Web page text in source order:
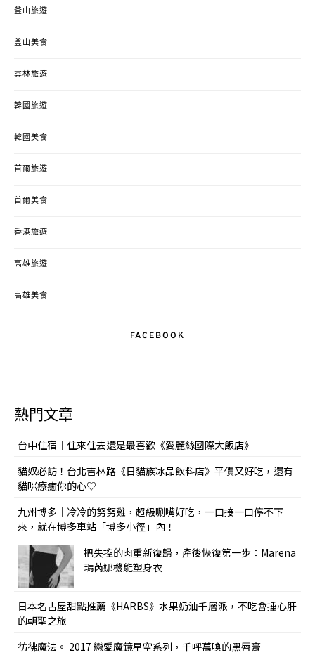
釜山旅遊
釜山美食
雲林旅遊
韓國旅遊
韓國美食
首爾旅遊
首爾美食
香港旅遊
高雄旅遊
高雄美食
FACEBOOK
熱門文章
台中住宿｜住來住去還是最喜歡《愛麗絲國際大飯店》
貓奴必訪！台北吉林路《日貓族冰品飲料店》平價又好吃，還有
貓咪療癒你的心♡
九州博多｜冷冷的努努雞，超級唰嘴好吃，一口接一口停不下
來，就在博多車站「博多小徑」內！
把失控的肉重新復歸，產後恢復第一步：Marena
瑪芮娜機能塑身衣
日本名古屋甜點推薦《HARBS》水果奶油千層派，不吃會捶心肝
的朝聖之旅
彷彿魔法。 2017 戀愛魔鏡星空系列，千呼萬喚的黑唇膏